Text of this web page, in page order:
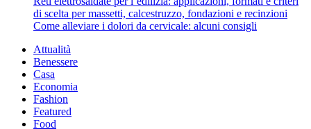
di scelta per massetti, calcestruzzo, fondazioni e recinzioni
Come alleviare i dolori da cervicale: alcuni consigli
Attualità
Benessere
Casa
Economia
Fashion
Featured
Food